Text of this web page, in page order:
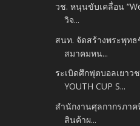
วช. หนุนขับเคลื่อน
วิจ...
สนท. จัดสร้างพระพุท
สมาคมหน...
ระเบิดศึกฟุตบอลเยาว
YOUTH CUP S...
สำนักงานศุลกากรภา
สินค้าผ...